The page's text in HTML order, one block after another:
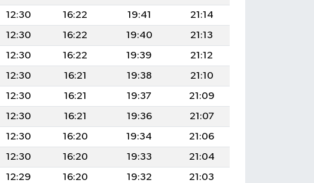
12:30 16:22 19:41
21:14
12:30 16:22 19:40
21:13
12:30 16:22 19:39
21:12
12:30 16:21 19:38
21:10
12:30 16:21 19:37
21:09
12:30 16:21 19:36
21:07
12:30 16:20 19:34
21:06
12:30 16:20 19:33
21:04
12:29 16:20 19:32
21:03